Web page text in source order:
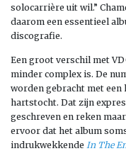
solocarrière uit wil.”
daarom een essentieel
discografie.
Een groot verschil met
minder complex is. De
worden gebracht met
hartstocht. Dat zijn
geschreven en reken
ervoor dat het album
indrukwekkende In The